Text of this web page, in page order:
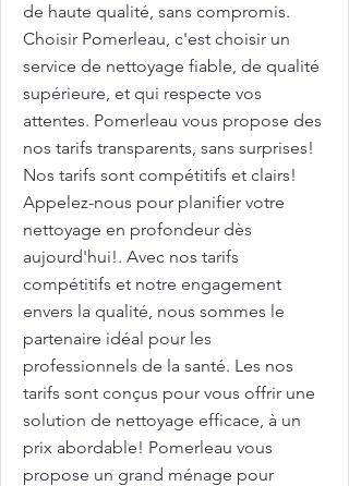
de haute qualité, sans compromis.
Choisir Pomerleau, c'est choisir un
service de nettoyage fiable, de qualité
supérieure, et qui respecte vos
attentes. Pomerleau vous propose des
nos tarifs transparents, sans surprises!
Nos tarifs sont compétitifs et clairs!
Appelez-nous pour planifier votre
nettoyage en profondeur dès
aujourd'hui!. Avec nos tarifs
compétitifs et notre engagement
envers la qualité, nous sommes le
partenaire idéal pour les
professionnels de la santé. Les nos
tarifs sont conçus pour vous offrir une
solution de nettoyage efficace, à un
prix abordable! Pomerleau vous
propose un grand ménage pour